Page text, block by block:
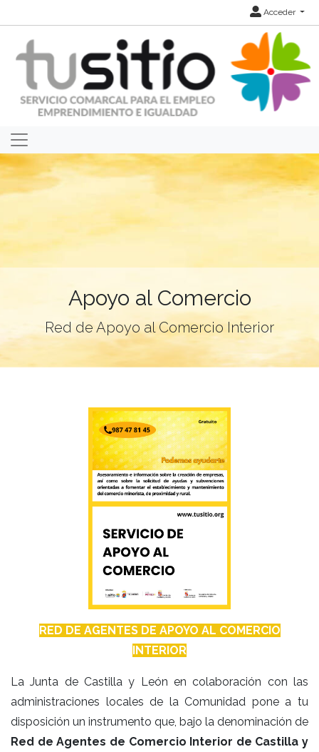
Acceder
Apoyo al Comercio
Red de Apoyo al Comercio Interior
RED DE AGENTES DE APOYO AL COMERCIO
INTERIOR
La Junta de Castilla y León en colaboración con las
administraciones locales de la Comunidad pone a tu
disposición un instrumento que, bajo la denominación de
Red de Agentes de Comercio Interior de Castilla y